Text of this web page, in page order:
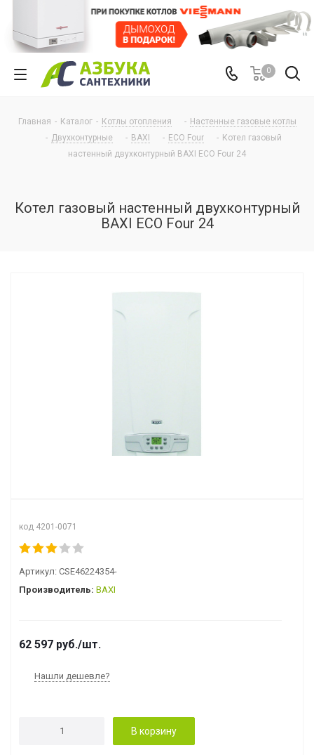
0
Главная - Каталог - Котлы отопления - Настенные газовые котлы
- Двухконтурные - BAXI - ECO Four - Котел газовый
настенный двухконтурный BAXI ECO Four 24
Котел газовый настенный двухконтурный
BAXI ECO Four 24
код 4201-0071
Артикул: CSE46224354-
Производитель: BAXI
62 597 руб./шт.
Нашли дешевле?
В корзину